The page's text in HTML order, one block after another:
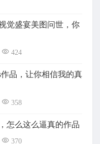
觉盛宴美图问世，你
424
品，让你相信我的真
358
怎么这么逼真的作品
370